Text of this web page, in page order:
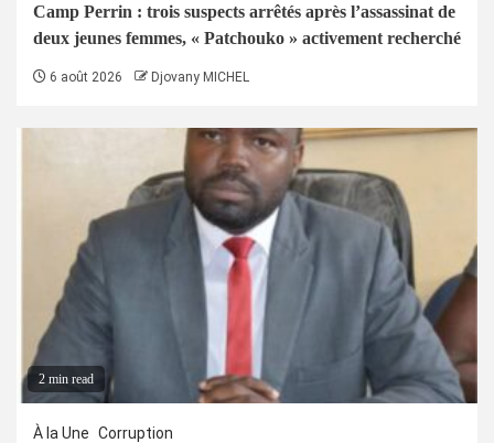
Camp Perrin : trois suspects arrêtés après l’assassinat de
deux jeunes femmes, « Patchouko » activement recherché
6 août 2026 Djovany MICHEL
2 min read
À la Une Corruption